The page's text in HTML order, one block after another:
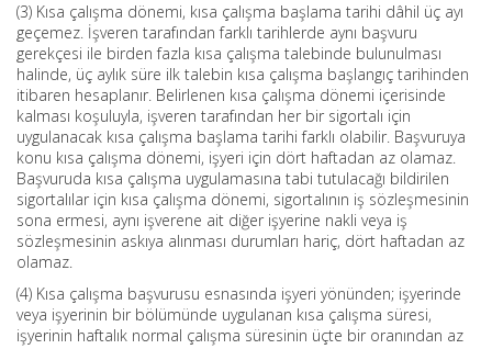
(3) Kısa çalışma dönemi, kısa çalışma başlama tarihi dâhil üç ayı
geçemez. İşveren tarafından farklı tarihlerde aynı başvuru
gerekçesi ile birden fazla kısa çalışma talebinde bulunulması
halinde, üç aylık süre ilk talebin kısa çalışma başlangıç tarihinden
itibaren hesaplanır. Belirlenen kısa çalışma dönemi içerisinde
kalması koşuluyla, işveren tarafından her bir sigortalı için
uygulanacak kısa çalışma başlama tarihi farklı olabilir. Başvuruya
konu kısa çalışma dönemi, işyeri için dört haftadan az olamaz.
Başvuruda kısa çalışma uygulamasına tabi tutulacağı bildirilen
sigortalılar için kısa çalışma dönemi, sigortalının iş sözleşmesinin
sona ermesi, aynı işverene ait diğer işyerine nakli veya iş
sözleşmesinin askıya alınması durumları hariç, dört haftadan az
olamaz.
(4) Kısa çalışma başvurusu esnasında işyeri yönünden; işyerinde
veya işyerinin bir bölümünde uygulanan kısa çalışma süresi,
işyerinin haftalık normal çalışma süresinin üçte bir oranından az